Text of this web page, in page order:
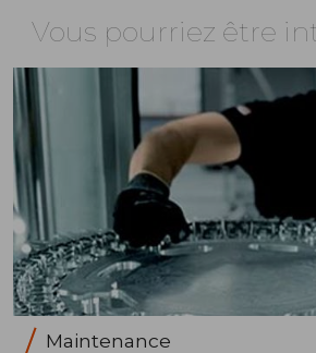
Vous pourriez être
Maintenance